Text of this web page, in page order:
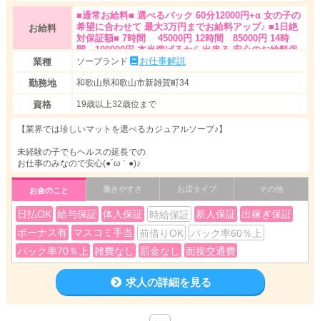
お給料
■通常お給料■ 選べるバック 60分12000円+α 女の子の
希望に合わせて 最大3万円までお給料アップ♪ ■1日絶
対保証額■ 7時間 45000円 12時間 85000円 14時
間 100000円 本当稼げるから出来る 安心のお給料保
証♪ 空いた時間でのお仕事でも 月収100万以上稼がれ
る方多数です！
業種 ソープランド お仕事解説
勤務地 和歌山県和歌山市新雑賀町34
資格 19歳以上32歳位まで
【業界では珍しいマットを選べるカジュアルソープ♪】
未経験の子でもヘルスの延長での
お仕事のみなので安心(●´ω｀●)♪
マニュアルに沿った簡単講習！
即勤務可能(p・▽< q)
オープンから今現在でも大盛況！
毎回高収入ＧＥＴ！(♡゜▽゜♡)
店内も清潔感溢れる綺麗な個室(*^^)v
待機中もそのお部屋で快適に過ごして頂けます♪
お金のこと
日払OK 給与保証 体入保証 時給保証 新人保証
出稼ぎ保証
ボーナス有 マスコミ手当 前借りOK
バック率60％上
バック率70％上
雑費なし 罰金なし 面接交通費
働きやすさ お店タイプ その他
求人の詳細を見る